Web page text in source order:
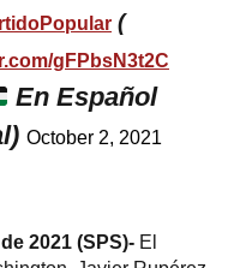
(
gFPbsN3t2C
En Español
October 2, 2021
2021 (SPS)- El